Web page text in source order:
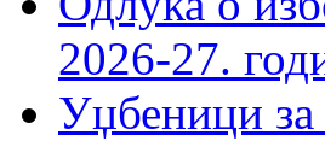
2026-27.
Уџбеници